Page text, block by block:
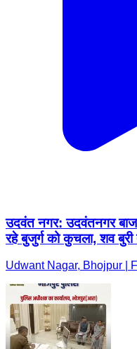
उदवंत नगर: उदवंतनगर
रहे बुजुर्ग को कुचला, शव बुरी
Udwant Nagar, Bhojpur |